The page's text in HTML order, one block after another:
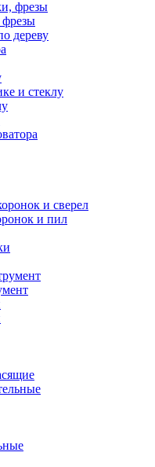
фрезы
дереву
и стеклу
и сверел
и пил